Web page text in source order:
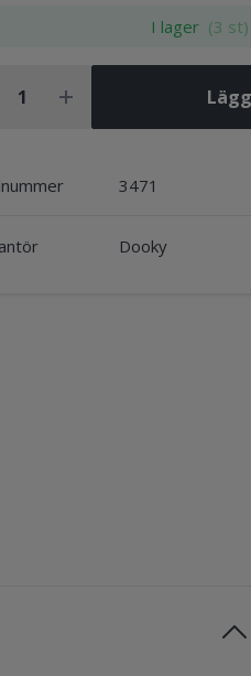
I lager (3 st)
3471
Dooky